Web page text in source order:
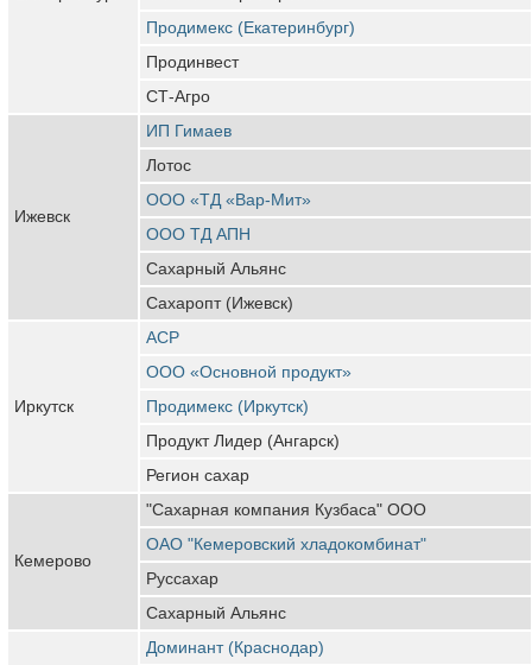
Продимекс (Екатеринбург)
Продинвест
СТ-Агро
Ижевск
ИП Гимаев
Лотос
ООО «ТД «Вар-Мит»
ООО ТД АПН
Сахарный Альянс
Сахаропт (Ижевск)
Иркутск
АСР
ООО «Основной продукт»
Продимекс (Иркутск)
Продукт Лидер (Ангарск)
Регион сахар
Кемерово
"Сахарная компания Кузбаса" ООО
ОАО "Кемеровский хладокомбинат"
Руссахар
Сахарный Альянс
Доминант (Краснодар)